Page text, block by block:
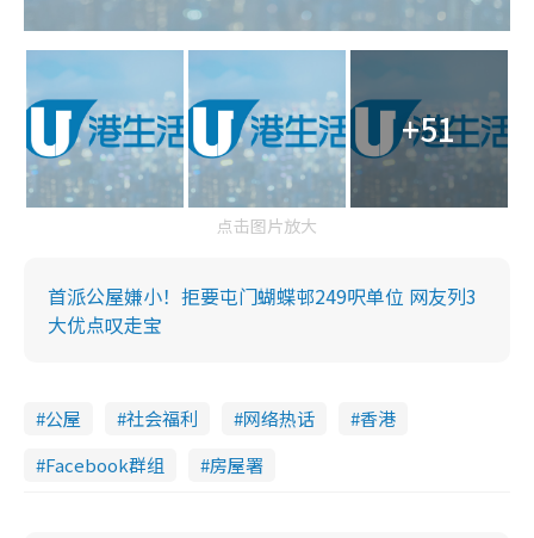
+51
点击图片放大
首派公屋嫌小！拒要屯门蝴蝶邨249呎单位 网友列3
大优点叹走宝
公屋 社会福利 网络热话
香港
Facebook群组
房屋署